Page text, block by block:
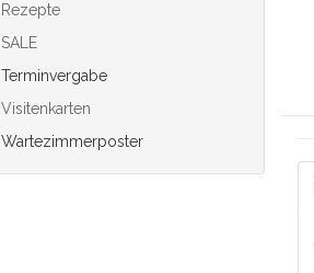
Rezepte
SALE
Terminvergabe
Visitenkarten
Wartezimmerposter